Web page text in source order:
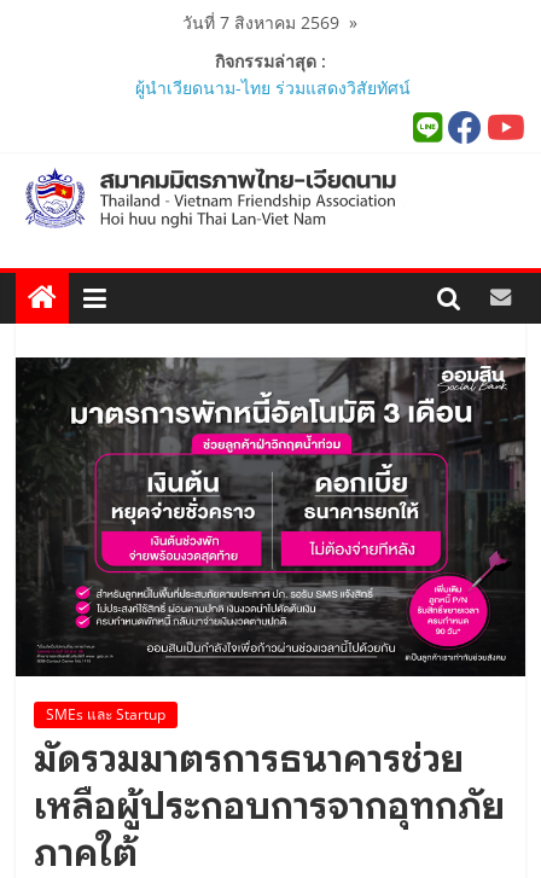
วันที่ 7 สิงหาคม 2569»
กิจกรรมล่าสุด :
ผู้นำเวียดนาม-ไทย ร่วมแสดงวิสัยทัศน์
สัมพันธ์ทางการทูต..
สมาคมมิตรภาพไทย-เวียดนาม ประชุม
หารือกับ เอกอัครราชทูตสาธารณรัฐ
..
เปิดสถานกงสุลกิตติมศักดิ์เวียดนาม
ประจำจังหวัดภูเก็ต และงานสัมมนา
Viet Nam Connect Forum ..
สมาคมร่วมนำนักศึกษาเวียดนาม
โครงการหลักสูตรภาษาอังกฤษเร่งรัด
ศึกษาดูงาน..
นายกสมาคมมิตรภาพไทย-เวียดนาม
ร่วมคณะติดตามนายกรัฐมนตรีและ
รัฐมนตรีว่าการกระทรวงมหาดไทย
เยือนเวียดนามอย่างเป็นทางการ..
SMEs และ Startup
มัดรวมมาตรการธนาคารช่วย
เหลือผู้ประกอบการจากอุทกภัย
ภาคใต้